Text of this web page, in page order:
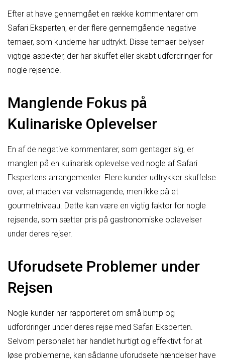
Efter at have gennemgået en række kommentarer om
Safari Eksperten, er der flere gennemgående negative
temaer, som kunderne har udtrykt. Disse temaer belyser
vigtige aspekter, der har skuffet eller skabt udfordringer for
nogle rejsende.
Manglende Fokus på
Kulinariske Oplevelser
En af de negative kommentarer, som gentager sig, er
manglen på en kulinarisk oplevelse ved nogle af Safari
Ekspertens arrangementer. Flere kunder udtrykker skuffelse
over, at maden var velsmagende, men ikke på et
gourmetniveau. Dette kan være en vigtig faktor for nogle
rejsende, som sætter pris på gastronomiske oplevelser
under deres rejser.
Uforudsete Problemer under
Rejsen
Nogle kunder har rapporteret om små bump og
udfordringer under deres rejse med Safari Eksperten.
Selvom personalet har handlet hurtigt og effektivt for at
løse problemerne, kan sådanne uforudsete hændelser have